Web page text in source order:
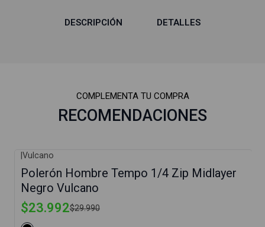
DESCRIPCIÓN DETALLES
COMPLEMENTA TU COMPRA
RECOMENDACIONES
Vulcano
Polerón Hombre Tempo 1/4 Zip Midlayer
Negro Vulcano
$23.992$29.990